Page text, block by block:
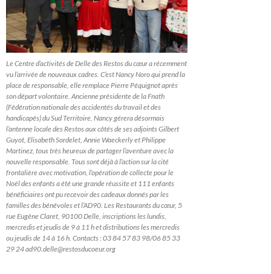
Le Centre d’activités de Delle des Restos du cœur a récemment
vu l’arrivée de nouveaux cadres. C’est Nancy Noro qui prend la
place de responsable, elle remplace Pierre Péquignot après
son départ volontaire. Ancienne présidente de la Fnath
(Fédération nationale des accidentés du travail et des
handicapés) du Sud Territoire, Nancy gérera désormais
l’antenne locale des Restos aux côtés de ses adjoints Gilbert
Guyot, Elisabeth Sordelet, Annie Waeckerly et Philippe
Martinez, tous très heureux de partager l’aventure avec la
nouvelle responsable. Tous sont déjà à l’action sur la cité
frontalière avec motivation, l’opération de collecte pour le
Noël des enfants a été une grande réussite et 111 enfants
bénéficiaires ont pu recevoir des cadeaux donnés par les
familles des bénévoles et l’AD90. Les Restaurants du cœur, 5
rue Eugène Claret, 90100 Delle, inscriptions les lundis,
mercredis et jeudis de 9 à 11 h et distributions les mercredis
ou jeudis de 14 à 16 h. Contacts : 03 84 57 83 98/06 85 33
29 24 ad90.delle@restosducoeur.org